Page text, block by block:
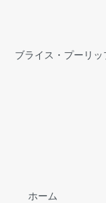
ブライス・プーリ
ホーム